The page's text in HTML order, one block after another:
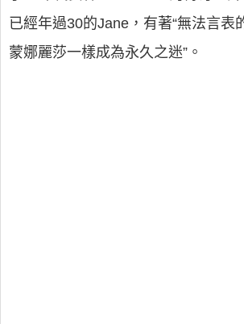
已經年過30的Jane，有著“無法言表
蒙娜麗莎一樣成為永久之迷”。